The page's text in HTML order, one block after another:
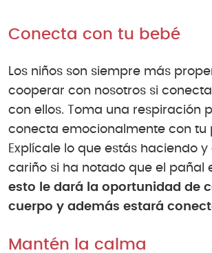
Conecta con tu bebé
Los niños son siempre más
cooperar con nosotros si
con ellos. Toma una respiración
conecta emocionalmente con tu
Explícale lo que estás haciendo y
cariño si ha notado que el pañal
esto le dará la oportunidad de
cuerpo y además estará
Mantén la calma